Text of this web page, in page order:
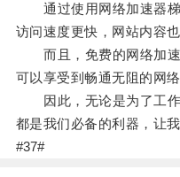
通过使用网络加速器梯
访问速度更快，网站内容也
而且，免费的网络加速
可以享受到畅通无阻的网络
因此，无论是为了工作
都是我们必备的利器，让
#37#